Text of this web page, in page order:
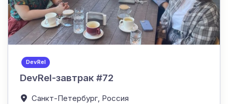
DevRel
DevRel-завтрак #72
Санкт-Петербург, Россия